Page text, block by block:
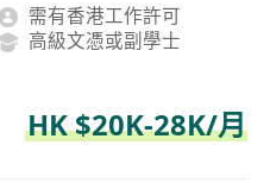
需有香港工作許可
高級文憑或副學士
HK $20K-28K/月